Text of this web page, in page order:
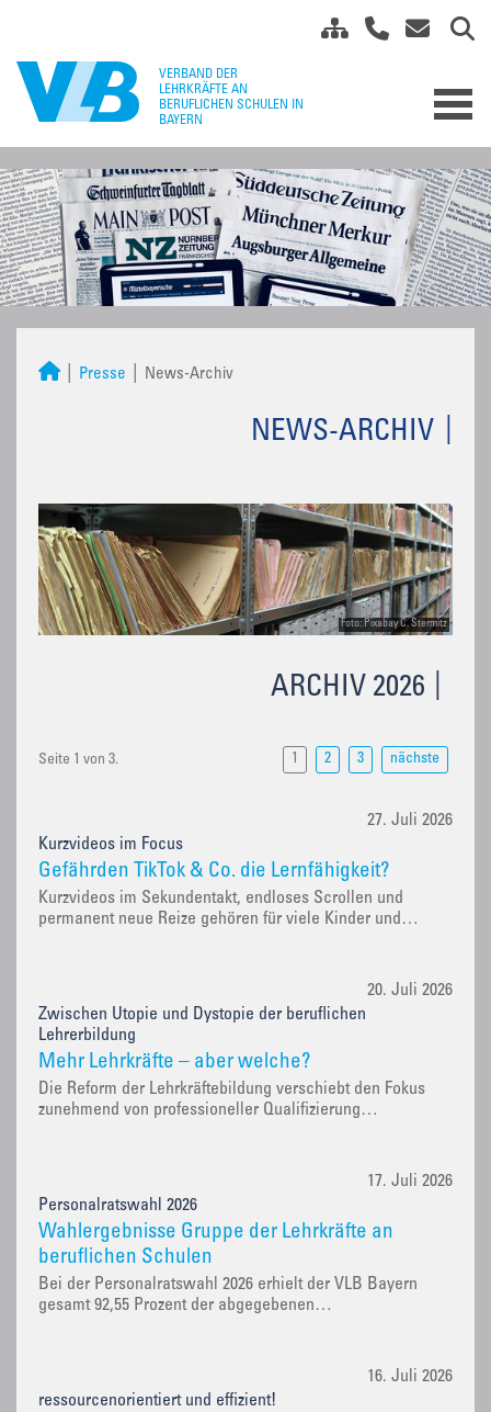
Presse News-Archiv
NEWS-ARCHIV
Foto: Pixabay C. Stermitz
ARCHIV 2026
Seite 1 von 3. 1 2 3 nächste
27. Juli 2026
Kurzvideos im Focus
Gefährden TikTok & Co. die Lernfähigkeit?
Kurzvideos im Sekundentakt, endloses Scrollen und
permanent neue Reize gehören für viele Kinder und…
20. Juli 2026
Zwischen Utopie und Dystopie der beruflichen
Lehrerbildung
Mehr Lehrkräfte – aber welche?
Die Reform der Lehrkräftebildung verschiebt den Fokus
zunehmend von professioneller Qualifizierung…
17. Juli 2026
Personalratswahl 2026
Wahlergebnisse Gruppe der Lehrkräfte an
beruflichen Schulen
Bei der Personalratswahl 2026 erhielt der VLB Bayern
gesamt 92,55 Prozent der abgegebenen…
16. Juli 2026
ressourcenorientiert und effizient!